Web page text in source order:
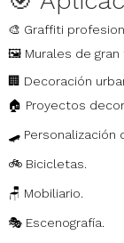
🎨 Graffiti
🖼️ Murales de gran
🏢 Decoración
🏠 Proyectos
🛹
🚲 Bicicletas.
🪑 Mobiliario.
🎭 Escenografía.